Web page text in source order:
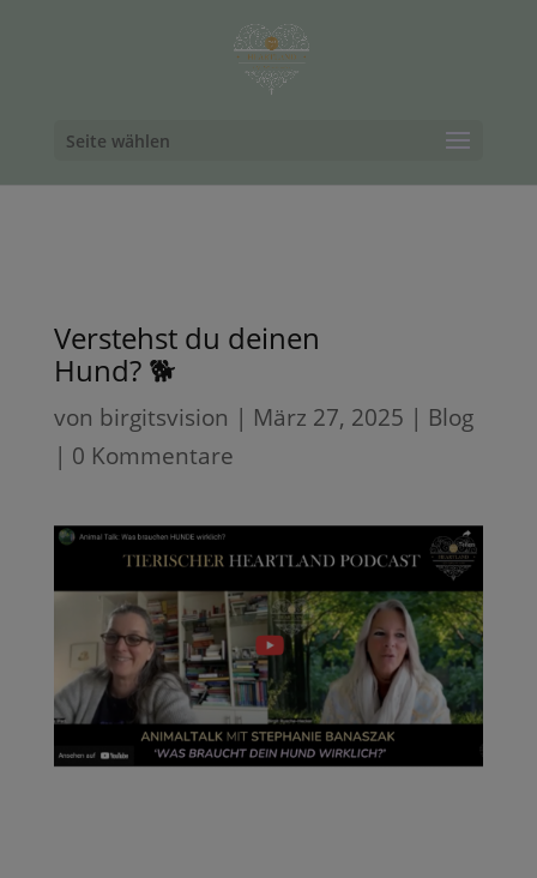
Seite wählen
Verstehst du deinen
Hund? 🐕
von birgitsvision | März 27, 2025 | Blog
| 0 Kommentare